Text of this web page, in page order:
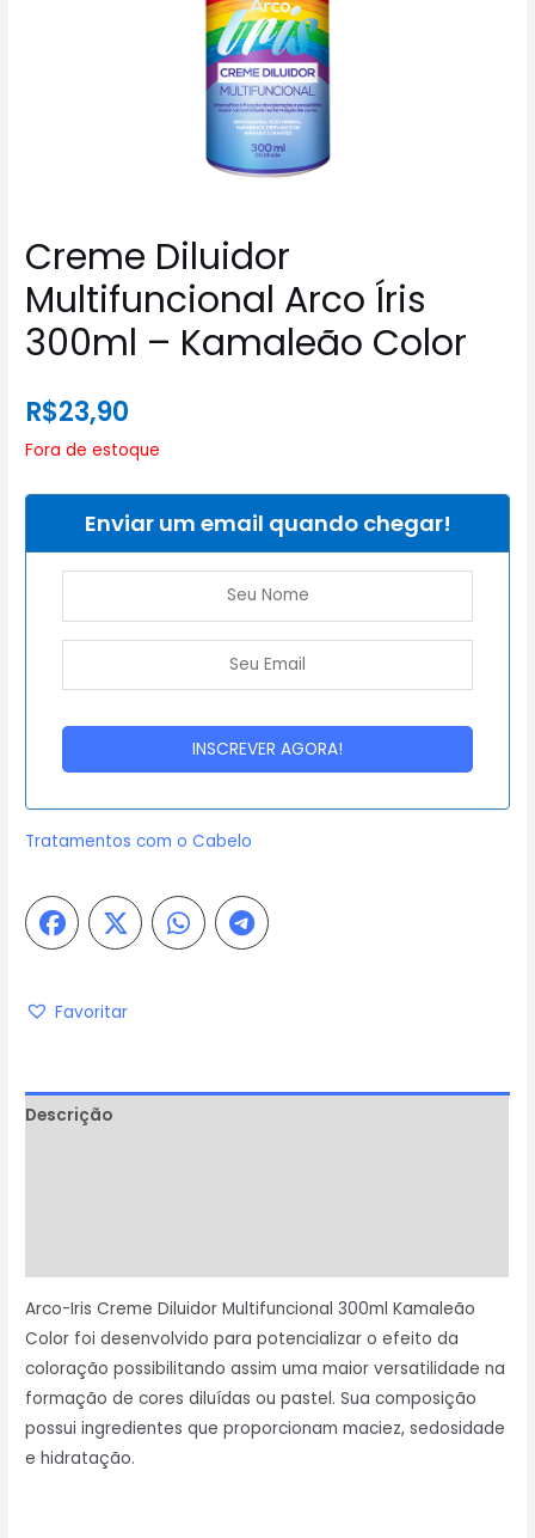
Creme Diluidor
Multifuncional Arco Íris
300ml – Kamaleão Color
R$23,90
Fora de estoque
Enviar um email quando chegar!
Tratamentos com o Cabelo
Favoritar
Descrição
Arco-Iris Creme Diluidor Multifuncional 300ml Kamaleão
Color foi desenvolvido para potencializar o efeito da
coloração possibilitando assim uma maior versatilidade na
formação de cores diluídas ou pastel. Sua composição
possui ingredientes que proporcionam maciez, sedosidade
e hidratação.